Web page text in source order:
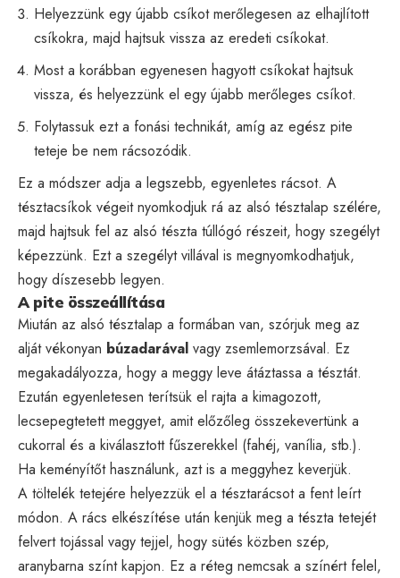
Helyezzünk egy újabb csíkot merőlegesen az elhajlított
csíkokra, majd hajtsuk vissza az eredeti csíkokat.
Most a korábban egyenesen hagyott csíkokat hajtsuk
vissza, és helyezzünk el egy újabb merőleges csíkot.
Folytassuk ezt a fonási technikát, amíg az egész pite
teteje be nem rácsozódik.
Ez a módszer adja a legszebb, egyenletes rácsot. A
tésztacsíkok végeit nyomkodjuk rá az alsó tésztalap szélére,
majd hajtsuk fel az alsó tészta túllógó részeit, hogy szegélyt
képezzünk. Ezt a szegélyt villával is megnyomkodhatjuk,
hogy díszesebb legyen.
A pite összeállítása
Miután az alsó tésztalap a formában van, szórjuk meg az
alját vékonyan búzadarával vagy zsemlemorzsával. Ez
megakadályozza, hogy a meggy leve átáztassa a tésztát.
Ezután egyenletesen terítsük el rajta a kimagozott,
lecsepegtetett meggyet, amit előzőleg összekevertünk a
cukorral és a kiválasztott fűszerekkel (fahéj, vanília, stb.).
Ha keményítőt használunk, azt is a meggyhez keverjük.
A töltelék tetejére helyezzük el a tésztarácsot a fent leírt
módon. A rács elkészítése után kenjük meg a tészta tetejét
felvert tojással vagy tejjel, hogy sütés közben szép,
aranybarna színt kapjon. Ez a réteg nemcsak a színért felel,